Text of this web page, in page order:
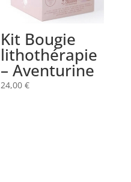
Kit Bougie
lithothérapie
– Aventurine
24,00€